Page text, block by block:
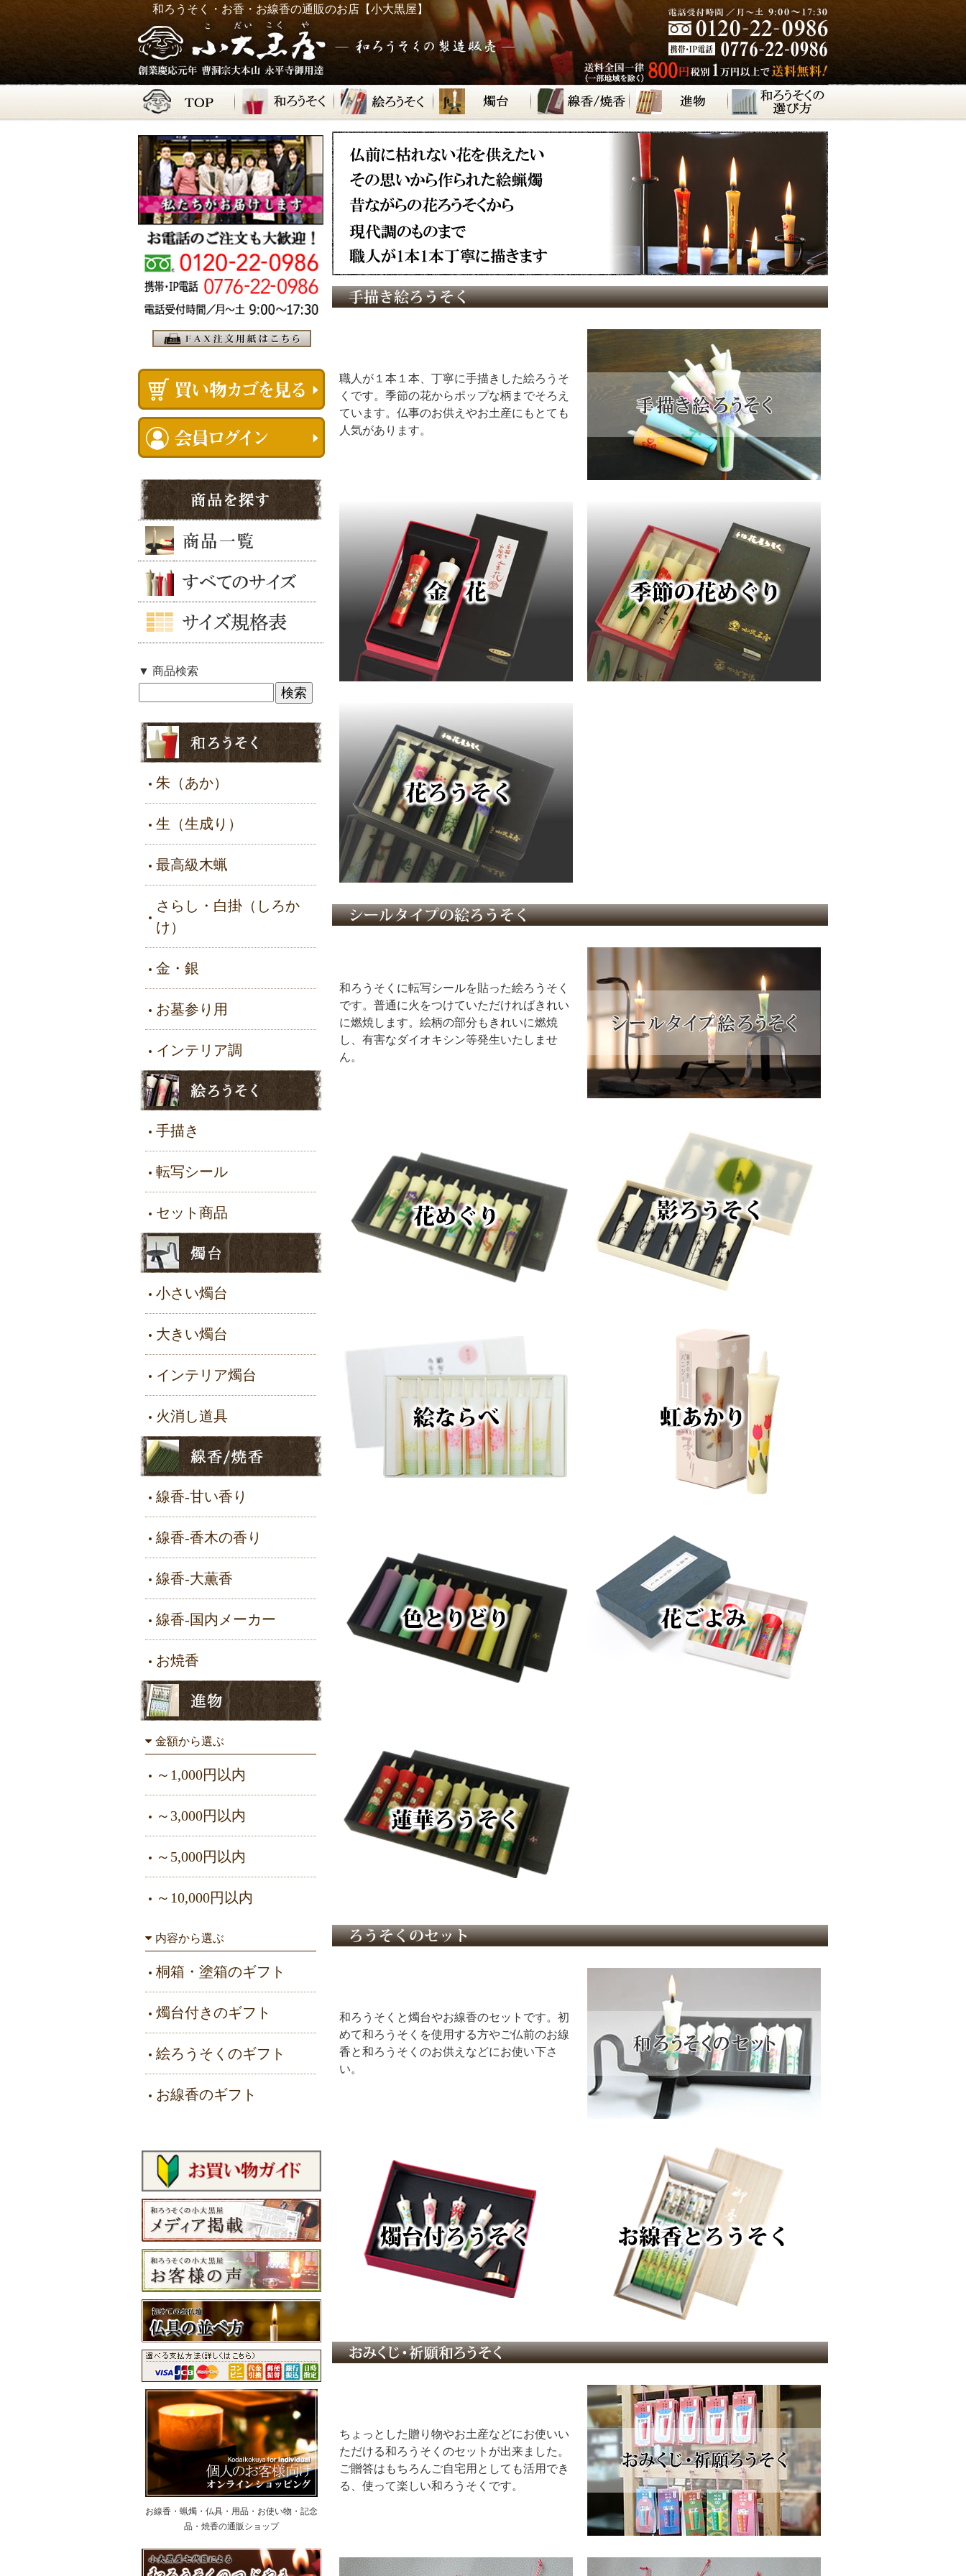
和ろうそく・お香・お線香の通販のお店【小大黒屋】
▼ 商品検索
朱（あか）
生（生成り）
最高級木蝋
さらし・白掛（しろか
け）
金・銀
お墓参り用
インテリア調
手描き
転写シール
セット商品
小さい燭台
大きい燭台
インテリア燭台
火消し道具
線香-甘い香り
線香-香木の香り
線香-大薫香
線香-国内メーカー
お焼香
金額から選ぶ
～1,000円以内
～3,000円以内
～5,000円以内
～10,000円以内
内容から選ぶ
桐箱・塗箱のギフト
燭台付きのギフト
絵ろうそくのギフト
お線香のギフト
お線香・蝋燭・仏具・用品・お使い物・記念
品・焼香の通販ショップ
職人が１本１本、丁寧に手描きした絵ろうそ
くです。季節の花からポップな柄までそろえ
ています。仏事のお供えやお土産にもとても
人気があります。
和ろうそくに転写シールを貼った絵ろうそく
です。普通に火をつけていただければきれい
に燃焼します。絵柄の部分もきれいに燃焼
し、有害なダイオキシン等発生いたしませ
ん。
和ろうそくと燭台やお線香のセットです。初
めて和ろうそくを使用する方やご仏前のお線
香と和ろうそくのお供えなどにお使い下さ
い。
ちょっとした贈り物やお土産などにお使いい
ただける和ろうそくのセットが出来ました。
ご贈答はもちろんご自宅用としても活用でき
る、使って楽しい和ろうそくです。